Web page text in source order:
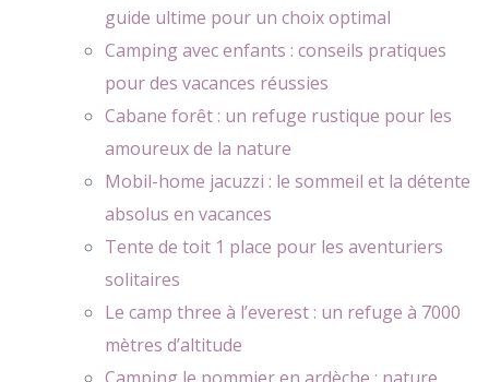
guide ultime pour un choix optimal
Camping avec enfants : conseils pratiques
pour des vacances réussies
Cabane forêt : un refuge rustique pour les
amoureux de la nature
Mobil-home jacuzzi : le sommeil et la détente
absolus en vacances
Tente de toit 1 place pour les aventuriers
solitaires
Le camp three à l’everest : un refuge à 7000
mètres d’altitude